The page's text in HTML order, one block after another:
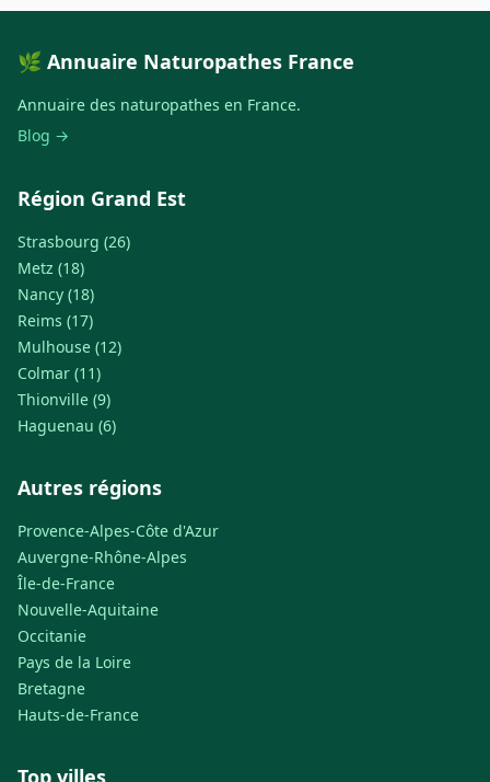
🌿 Annuaire Naturopathes France
Annuaire des naturopathes en France.
Blog →
Région Grand Est
Strasbourg (26)
Metz (18)
Nancy (18)
Reims (17)
Mulhouse (12)
Colmar (11)
Thionville (9)
Haguenau (6)
Autres régions
Provence-Alpes-Côte d'Azur
Auvergne-Rhône-Alpes
Île-de-France
Nouvelle-Aquitaine
Occitanie
Pays de la Loire
Bretagne
Hauts-de-France
Top villes